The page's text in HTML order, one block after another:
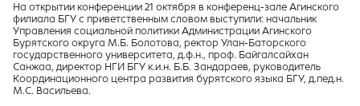
На открытии конференции 21 октября в конференц-зале Агинского
филиала БГУ с приветственным словом выступили: начальник
Управления социальной политики Администрации Агинского
Бурятского округа М.Б. Болотова, ректор Улан-Баторского
государственного университета, д.ф.н., проф. Байгалсайхан
Санжаа, директор НГИ БГУ к.и.н. Б.Б. Зандараев, руководитель
Координационного центра развития бурятского языка БГУ, д.пед.н.
М.С. Васильева.